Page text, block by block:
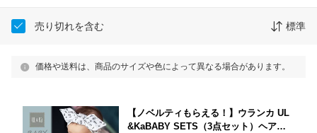
売り切れを含む 標準
価格や送料は、商品のサイズや色によって異なる場合があります。
【ノベルティもらえる！】ウランカ UL
&KaBABY SETS（3点セット）ヘアバ